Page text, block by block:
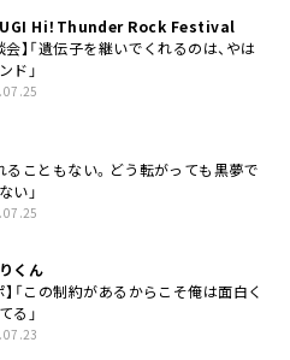
Hi！Thunder Rock Festival
会】「遺伝子を継いでくれるのは、やは
ド」
ることもない。どう転がっても黒夢で
い」
くん
】「この制約があるからこそ俺は面白く
る」